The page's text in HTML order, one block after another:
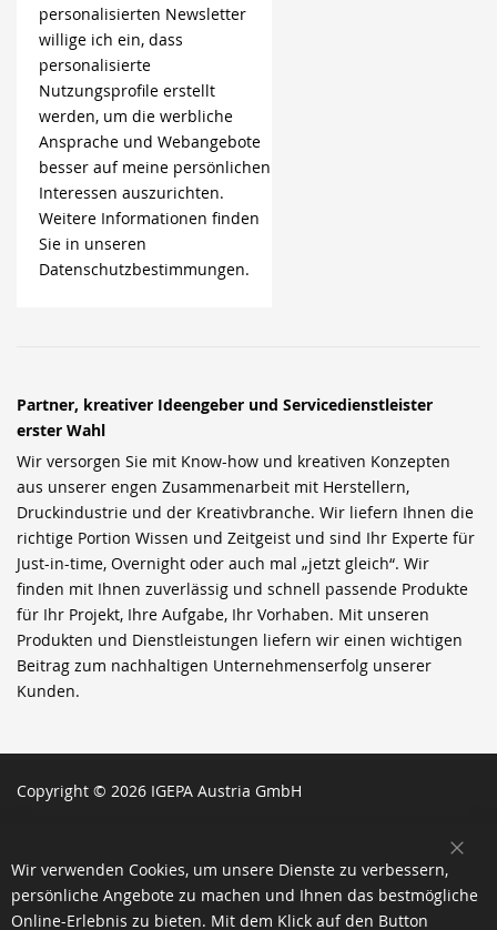
personalisierten Newsletter
willige ich ein, dass
personalisierte
Nutzungsprofile erstellt
werden, um die werbliche
Ansprache und Webangebote
besser auf meine persönlichen
Interessen auszurichten.
Weitere Informationen finden
Sie in unseren
Datenschutzbestimmungen.
Partner, kreativer Ideengeber und Servicedienstleister
erster Wahl
Wir versorgen Sie mit Know-how und kreativen Konzepten
aus unserer engen Zusammenarbeit mit Herstellern,
Druckindustrie und der Kreativbranche. Wir liefern Ihnen die
richtige Portion Wissen und Zeitgeist und sind Ihr Experte für
Just-in-time, Overnight oder auch mal „jetzt gleich“. Wir
finden mit Ihnen zuverlässig und schnell passende Produkte
für Ihr Projekt, Ihre Aufgabe, Ihr Vorhaben. Mit unseren
Produkten und Dienstleistungen liefern wir einen wichtigen
Beitrag zum nachhaltigen Unternehmenserfolg unserer
Kunden.
Copyright © 2026 IGEPA Austria GmbH
Wir verwenden Cookies, um unsere Dienste zu verbessern,
persönliche Angebote zu machen und Ihnen das bestmögliche
Online-Erlebnis zu bieten. Mit dem Klick auf den Button